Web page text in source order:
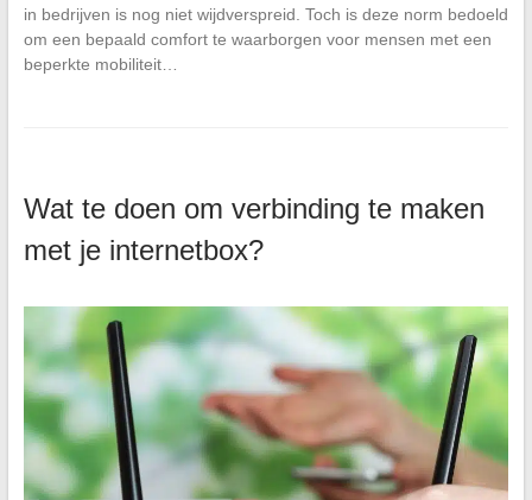
in bedrijven is nog niet wijdverspreid. Toch is deze norm bedoeld
om een bepaald comfort te waarborgen voor mensen met een
beperkte mobiliteit…
Wat te doen om verbinding te maken
met je internetbox?